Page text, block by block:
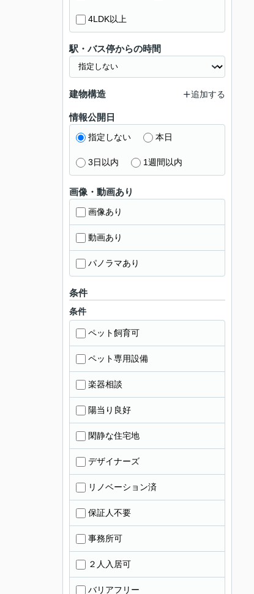
4LDK以上
駅・バス停からの時間
建物構造 追加する
情報公開日
指定しない 本日
3日以内 1週間以内
画像・動画あり
画像あり
動画あり
パノラマあり
条件
条件
ペット飼育可
ペット専用設備
楽器相談
陽当り良好
閑静な住宅地
デザイナーズ
リノベーション済
保証人不要
事務所可
２人入居可
バリアフリー